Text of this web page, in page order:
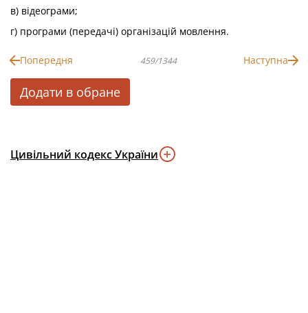
в) відеограми;
г) програми (передачі) організацій мовлення.
Попередня 459/1344 Наступна
Додати в обране
Цивільний кодекс України